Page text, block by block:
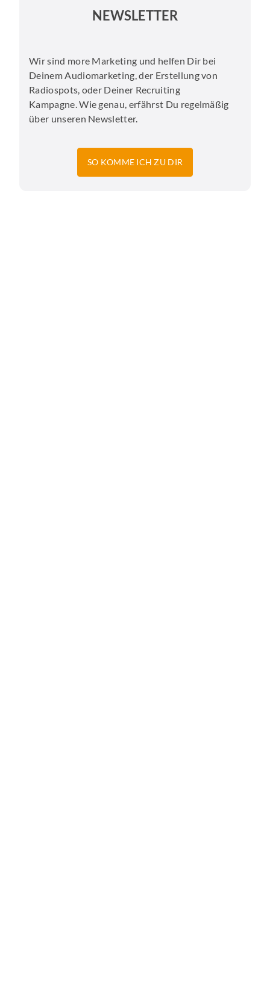
NEWSLETTER
Wir sind more Marketing und helfen Dir bei
Deinem Audiomarketing, der Erstellung von
Radiospots, oder Deiner Recruiting
Kampagne. Wie genau, erfährst Du regelmäßig
über unseren Newsletter.
SO KOMME ICH ZU DIR